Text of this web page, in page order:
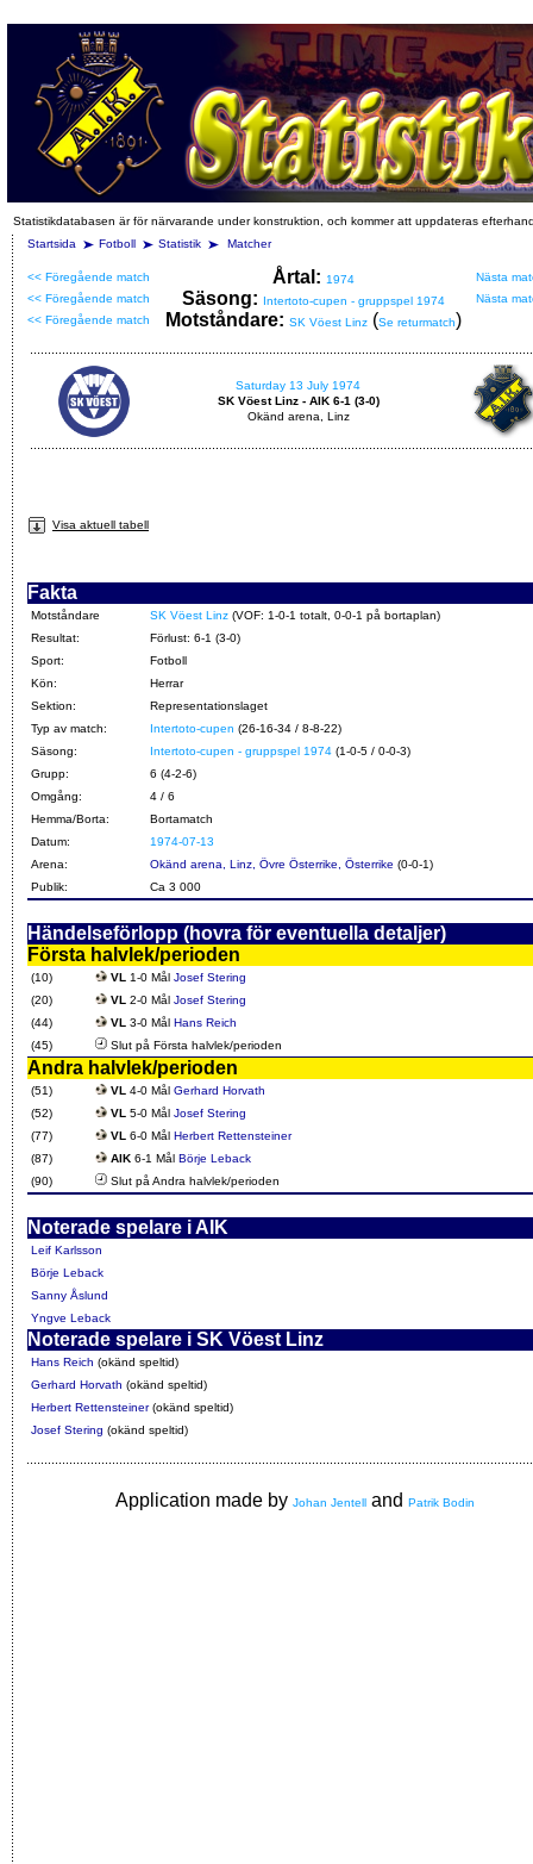
Statistikdatabasen är för närvarande under konstruktion, och kommer att uppdateras
Startsida
Fotboll Statistik Matcher
<< Föregående match Årtal: 1974
Nästa
<< Föregående match
Säsong: Intertoto-cupen - gruppspel 1974
Nästa
<< Föregående match
Motståndare: SK Vöest Linz (Se returmatch)
Saturday 13 July 1974
SK Vöest Linz - AIK 6-1 (3-0)
Okänd arena, Linz
Visa aktuell tabell
Fakta
Motståndare SK Vöest Linz (VOF: 1-0-1 totalt, 0-0-1 på bortaplan)
Resultat:
Förlust: 6-1 (3-0)
Sport:
Fotboll
Kön:
Herrar
Sektion:
Representationslaget
Typ av match:
Intertoto-cupen (26-16-34 / 8-8-22)
Säsong:
Intertoto-cupen - gruppspel 1974 (1-0-5 / 0-0-3)
Grupp:
6 (4-2-6)
Omgång:
4 / 6
Hemma/Borta:
Bortamatch
Datum:
1974-07-13
Arena:
Okänd arena, Linz, Övre Österrike, Österrike (0-0-1)
Publik:
Ca 3 000
Händelseförlopp (hovra för eventuella detaljer)
Första halvlek/perioden
(10) VL 1-0 Mål Josef Stering
(20)
VL 2-0 Mål Josef Stering
(44)
VL 3-0 Mål Hans Reich
(45)
Slut på Första halvlek/perioden
Andra halvlek/perioden
(51) VL 4-0 Mål Gerhard Horvath
(52)
VL 5-0 Mål Josef Stering
(77)
VL 6-0 Mål Herbert Rettensteiner
(87)
AIK 6-1 Mål Börje Leback
(90)
Slut på Andra halvlek/perioden
Noterade spelare i AIK
Leif Karlsson
Börje Leback
Sanny Åslund
Yngve Leback
Noterade spelare i SK Vöest Linz
Hans Reich (okänd speltid)
Gerhard Horvath (okänd speltid)
Herbert Rettensteiner(okänd speltid)
Josef Stering (okänd speltid)
Application made by Johan Jentell and Patrik Bodin